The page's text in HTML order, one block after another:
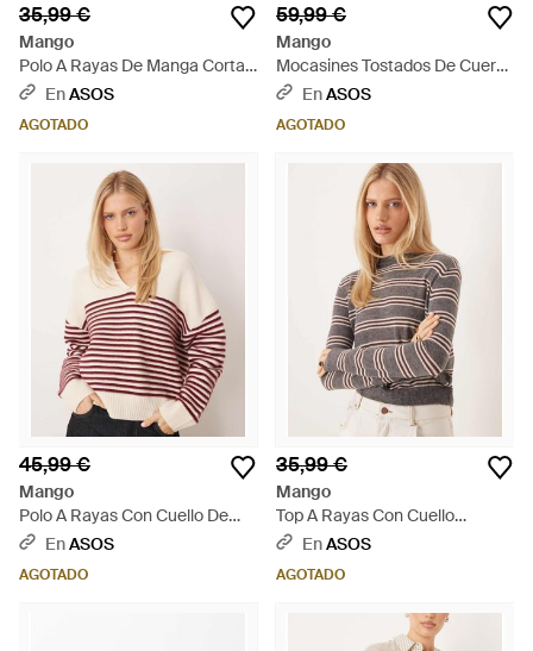
35,99 €
Mango
Polo A Rayas De Manga Corta
De Punto De - Gris
EnASOS
AGOTADO
59,99 €
Mango
Mocasines Tostados De Cuero
Con Herrajes Dorados De -
EnASOS
AGOTADO
45,99 €
Mango
Polo A Rayas Con Cuello De
Pico De Punto De -Rojo - Rojo
EnASOS
AGOTADO
35,99 €
Mango
Top A Rayas Con Cuello
Redondo De Punto De - Gris
EnASOS
AGOTADO